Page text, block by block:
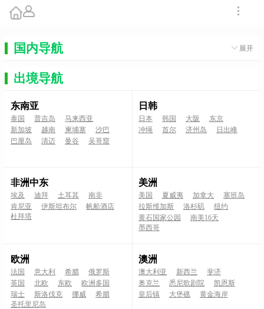
国内导航 展开
出境导航
东南亚
泰国 普吉岛
马来西亚
新加坡
越南 柬埔寨
沙巴
巴厘岛
清迈 曼谷 吴哥窟
日韩
日本 韩国 大阪
东京
冲绳
首尔 济州岛 日出峰
非洲中东
埃及 迪拜 土耳其
南非
肯尼亚
伊斯坦布尔
帆船酒店
杜拜塔
美洲
美国 夏威夷 加拿大
塞班岛
拉斯维加斯
洛杉矶
纽约
黄石国家公园
南美16天
墨西哥
欧洲
法国 意大利 希腊
俄罗斯
英国
北欧 东欧
欧洲多国
瑞士
斯洛伐克 挪威
希腊
圣托里尼岛
澳洲
澳大利亚 新西兰
斐济
奥克兰
悉尼歌剧院
凯恩斯
皇后镇
大堡礁 黄金海岸